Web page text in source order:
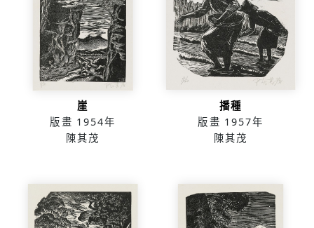
崖
版畫 1954年
陳其茂
播種
版畫 1957年
陳其茂